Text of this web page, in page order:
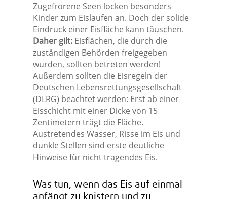
Zugefrorene Seen locken besonders
Kinder zum Eislaufen an. Doch der solide
Eindruck einer Eisfläche kann täuschen.
Daher gilt:Eisflächen, die durch die
zuständigen Behörden freigegeben
wurden, sollten betreten werden!
Außerdem sollten die Eisregeln der
Deutschen Lebensrettungsgesellschaft
(DLRG) beachtet werden: Erst ab einer
Eisschicht mit einer Dicke von 15
Zentimetern trägt die Fläche.
Austretendes Wasser, Risse im Eis und
dunkle Stellen sind erste deutliche
Hinweise für nicht tragendes Eis.
Was tun, wenn das Eis auf einmal